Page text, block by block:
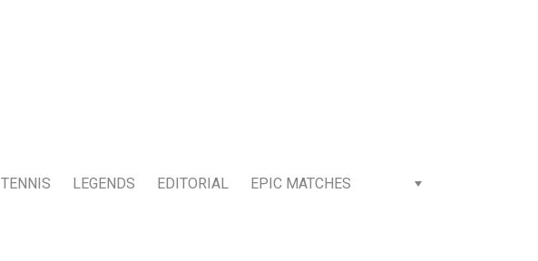
TENNIS LEGENDS EDITORIAL EPIC MATCHES